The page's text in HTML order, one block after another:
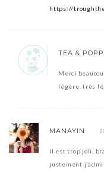
https://
TEA &
Merci
légère, très
MANAYIN
Il est trop joli,
justement